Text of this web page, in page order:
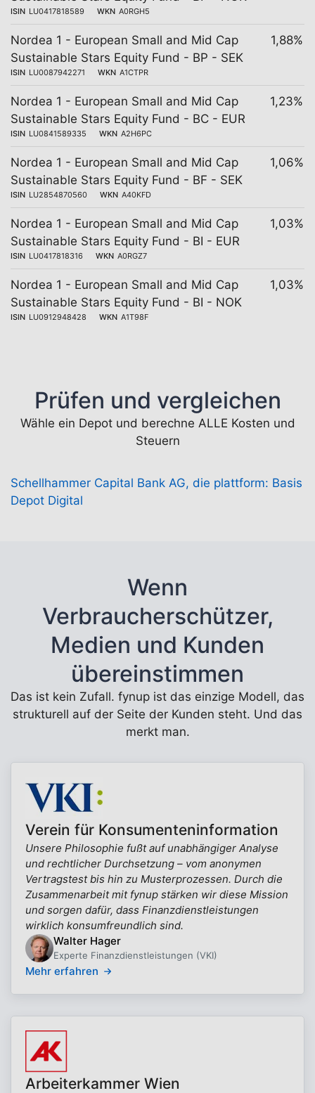
ISIN LU0417818589 WKN A0RGH5
Nordea 1 - European Small and Mid Cap
Sustainable Stars Equity Fund - BP - SEK
ISIN LU0087942271 WKN A1CTPR
1,88%
Nordea 1 - European Small and Mid Cap
Sustainable Stars Equity Fund - BC - EUR
ISIN LU0841589335 WKN A2H6PC
1,23%
Nordea 1 - European Small and Mid Cap
Sustainable Stars Equity Fund - BF - SEK
ISIN LU2854870560 WKN A40KFD
1,06%
Nordea 1 - European Small and Mid Cap
Sustainable Stars Equity Fund - BI - EUR
ISIN LU0417818316 WKN A0RGZ7
1,03%
Nordea 1 - European Small and Mid Cap
Sustainable Stars Equity Fund - BI - NOK
ISIN LU0912948428 WKN A1T98F
1,03%
Prüfen und vergleichen
Wähle ein Depot und berechne ALLE Kosten und
Steuern
Schellhammer Capital Bank AG, die plattform: Basis
Depot Digital
Wenn
Verbraucherschützer,
Medien und Kunden
übereinstimmen
Das ist kein Zufall. fynup ist das einzige Modell, das
strukturell auf der Seite der Kunden steht. Und das
merkt man.
Verein für Konsumenteninformation
Unsere Philosophie fußt auf unabhängiger Analyse
und rechtlicher Durchsetzung – vom anonymen
Vertragstest bis hin zu Musterprozessen. Durch die
Zusammenarbeit mit fynup stärken wir diese Mission
und sorgen dafür, dass Finanzdienstleistungen
wirklich konsumfreundlich sind.
Walter Hager
Experte Finanzdienstleistungen (VKI)
Mehr erfahren
Arbeiterkammer Wien